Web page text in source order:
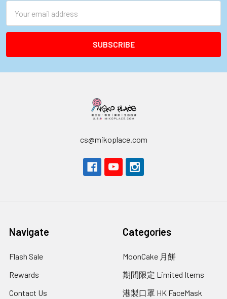
Address
cs@mikoplace.com
Navigate
Flash Sale
Rewards
Contact Us
Categories
MoonCake 月餅
期間限定 Limited Items
港製口罩 HK FaceMask